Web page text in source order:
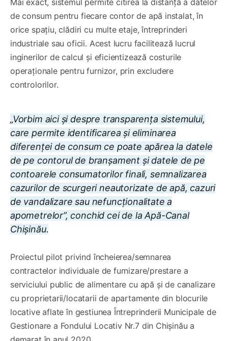
de consum pentru fiecare contor de apă instalat, în
orice spațiu, clădiri cu multe etaje, întreprinderi
industriale sau oficii. Acest lucru facilitează lucrul
inginerilor de calcul și eficientizează costurile
operaționale pentru furnizor, prin excludere
controlorilor.
„Vorbim aici şi despre transparența sistemului,
care permite identificarea și eliminarea
diferenței de consum ce poate apărea la datele
de pe contorul de branșament și datele de pe
contoarele consumatorilor finali, semnalizarea
cazurilor de scurgeri neautorizate de apă, cazuri
de vandalizare sau nefuncționalitate a
apometrelor”, conchid cei de la Apă-Canal
Chișinău.
Proiectul pilot privind încheierea/semnarea
contractelor individuale de furnizare/prestare a
serviciului public de alimentare cu apă și de canalizare
cu proprietarii/locatarii de apartamente din blocurile
locative aflate în gestiunea Întreprinderii Municipale de
Gestionare a Fondului Locativ Nr.7 din Chișinău a